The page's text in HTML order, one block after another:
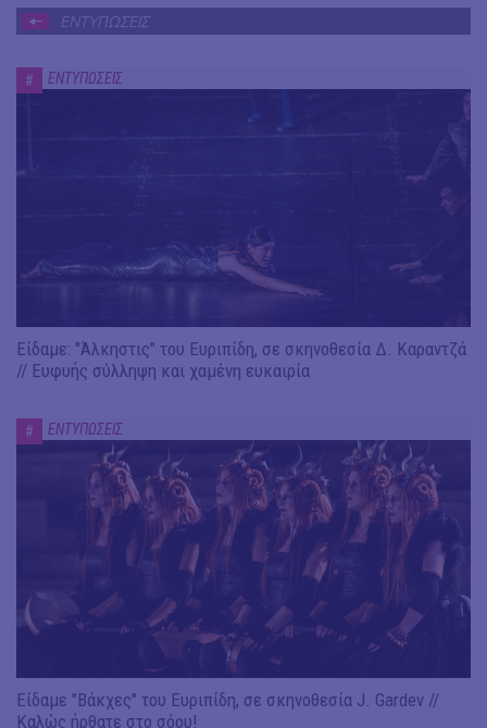
ΕΝΤΥΠΩΣΕΙΣ
# ΕΝΤΥΠΩΣΕΙΣ
Είδαμε: "Άλκηστις" του Ευριπίδη, σε σκηνοθεσία Δ. Καραντζά
// Ευφυής σύλληψη και χαμένη ευκαιρία
# ΕΝΤΥΠΩΣΕΙΣ
Είδαμε "Βάκχες" του Ευριπίδη, σε σκηνοθεσία J. Gardev //
Καλώς ήρθατε στο σόου!